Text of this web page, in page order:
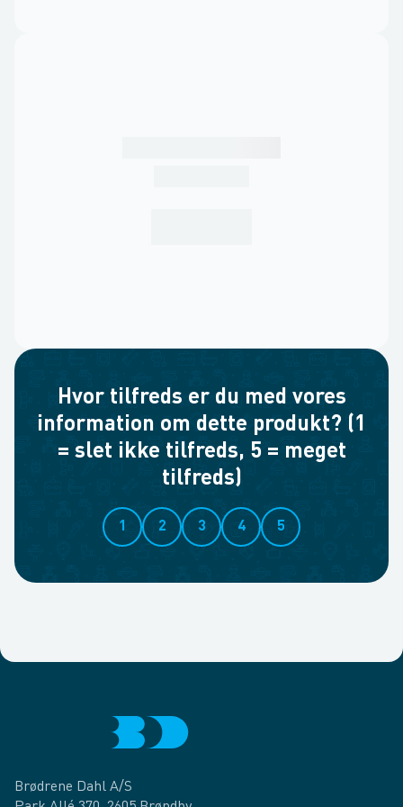
Hvor tilfreds er du med vores
information om dette produkt? (1
= slet ikke tilfreds, 5 = meget
tilfreds)
1 2 3 4 5
Brødrene Dahl A/S